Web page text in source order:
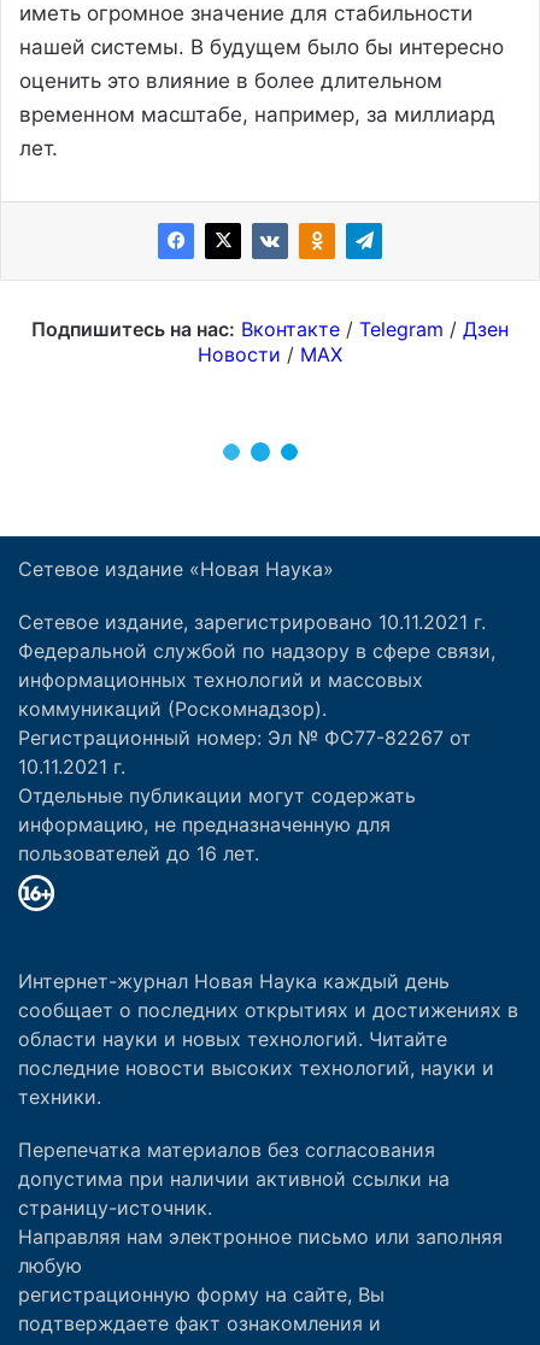
Сетевое издание «Новая Наука»
Сетевое издание, зарегистрировано 10.11.2021 г.
Федеральной службой по надзору в сфере связи,
информационных технологий и массовых
коммуникаций (Роскомнадзор).
Регистрационный номер: Эл № ФС77-82267 от
10.11.2021 г.
Отдельные публикации могут содержать
информацию, не предназначенную для
пользователей до 16 лет.
Интернет-журнал Новая Наука каждый день
сообщает о последних открытиях и достижениях в
области науки и новых технологий. Читайте
последние новости высоких технологий, науки и
техники.
Перепечатка материалов без согласования
допустима при наличии активной ссылки на
страницу-источник.
Направляя нам электронное письмо или заполняя
любую
регистрационную форму на сайте, Вы
подтверждаете факт ознакомления и